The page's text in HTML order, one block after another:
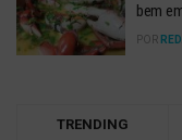
bem
POR
TRENDING